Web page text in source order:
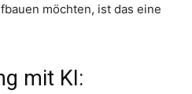
möchten, ist das eine
mit KI: